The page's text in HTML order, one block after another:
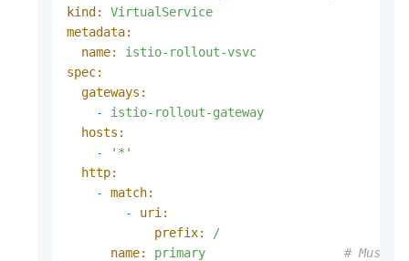
kind:
VirtualService
metadata:
name:
istio-rollout-vsvc
spec:
gateways:
-
istio-rollout-gateway
hosts:
-
'*'
http:
-
match:
-
uri:
prefix:
/
name:
primary
# Must